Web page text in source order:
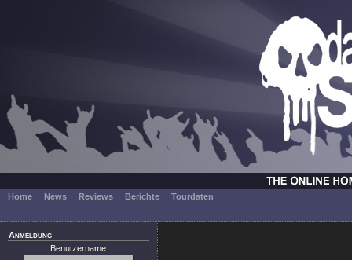
Home News Reviews Berichte Tourdaten
Anmeldung
Benutzername